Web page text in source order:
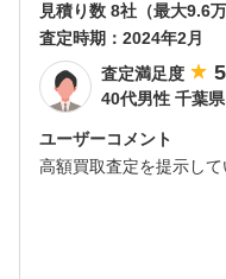
見積り数 8社（最大9.6万
査定時期： 2024年2月
査定満足度
40代男性 千葉県
ユーザーコメント
高額買取査定を提示して